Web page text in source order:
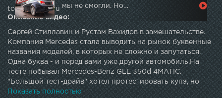
мы не смогли. Но…
topautotube.ru
Описание видео:
Сергей Стиллавин и Рустам Вахидов в замешательстве.
Компания Mercedes стала выводить на рынок буквенные
названия моделей, в которых не сложно и запутаться.
Одна буква - и перед вами уже другой автомобиль.На
тесте побывал Mercedes-Benz GLE 350d 4MATIC.
"Большой тест-драйв" хотел протестировать купэ, но
выдали пятидверную машину. Она понравилась
Показать полностью